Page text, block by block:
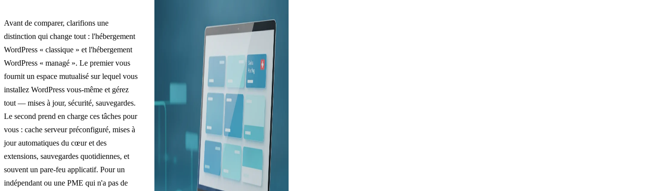
Avant de comparer, clarifions une
distinction qui change tout : l'hébergement
WordPress « classique » et l'hébergement
WordPress « managé ». Le premier vous
fournit un espace mutualisé sur lequel vous
installez WordPress vous-même et gérez
tout — mises à jour, sécurité, sauvegardes.
Le second prend en charge ces tâches pour
vous : cache serveur préconfiguré, mises à
jour automatiques du cœur et des
extensions, sauvegardes quotidiennes, et
souvent un pare-feu applicatif. Pour un
indépendant ou une PME qui n'a pas de